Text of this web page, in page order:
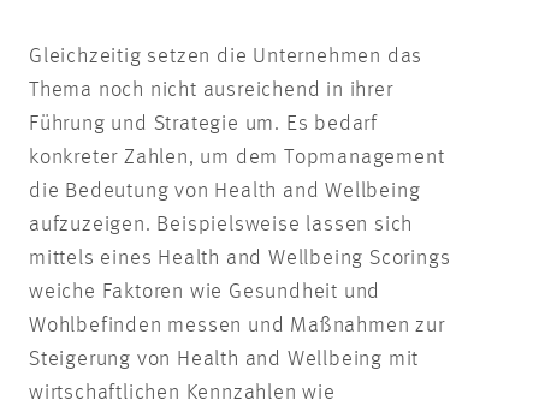
Gleichzeitig setzen die Unternehmen das
Thema noch nicht ausreichend in ihrer
Führung und Strategie um. Es bedarf
konkreter Zahlen, um dem Topmanagement
die Bedeutung von Health and Wellbeing
aufzuzeigen. Beispielsweise lassen sich
mittels eines Health and Wellbeing Scorings
weiche Faktoren wie Gesundheit und
Wohlbefinden messen und Maßnahmen zur
Steigerung von Health and Wellbeing mit
wirtschaftlichen Kennzahlen wie